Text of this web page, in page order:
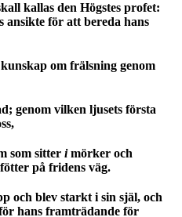
kallas den Högstes profet:
för att bereda hans
om frälsning genom
genom vilken ljusets första
som sitter imörker och
på fridens väg.
och blev starkt i sin själ, och
hans framträdande för